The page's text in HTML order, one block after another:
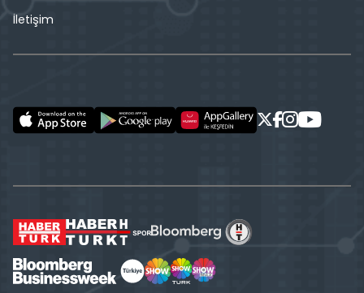
İletişim